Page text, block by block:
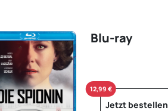
Blu-ray
Jetzt bestellen
12,99 €